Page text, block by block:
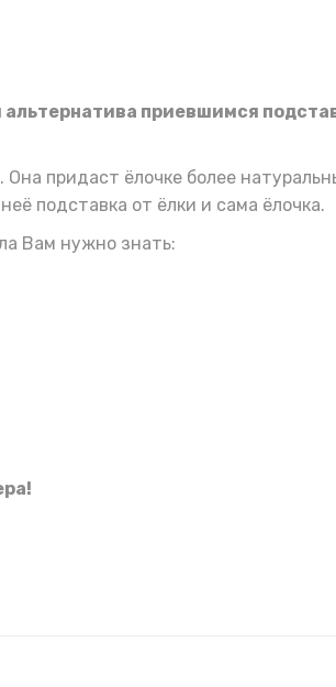
приевшимся
придаст ёлочке более
подставка от ёлки и сама ёлочка.
Вам нужно знать: